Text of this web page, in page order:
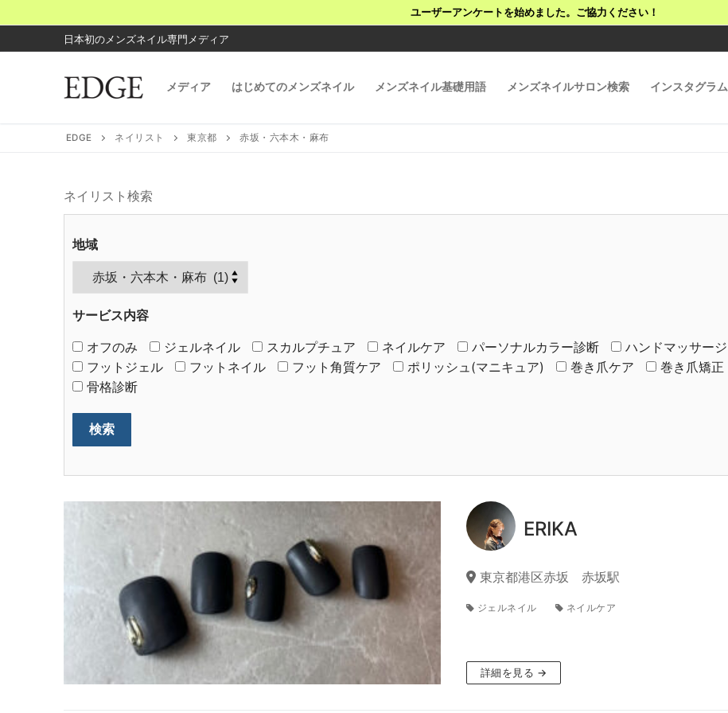
ン
テ
ユーザーアンケートを始めました。ご協力ください！
日本初のメンズネイル専門メディア
メディア はじめてのメンズネイル メンズネイル基礎用語 メンズネイルサロン検索 インスタグラム
EDGE ネイリスト 東京都 赤坂・六本木・麻布
ネイリスト検索
地域
サービス内容
オフのみ
ジェルネイル スカルプチュア ネイルケア パーソナルカラー診断 ハンドマッサージ
フットジェル
フットネイル フット角質ケア ポリッシュ(マニキュア) 巻き爪ケア 巻き爪矯正
骨格診断
ERIKA
東京都港区赤坂 赤坂駅
ジェルネイル ネイルケア
詳細を見る →